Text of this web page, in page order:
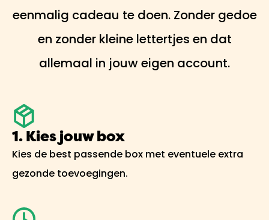
eenmalig cadeau te doen. Zonder gedoe
en zonder kleine lettertjes en dat
allemaal in jouw eigen account.
1. Kies jouw box
Kies de best passende box met eventuele extra
gezonde toevoegingen.